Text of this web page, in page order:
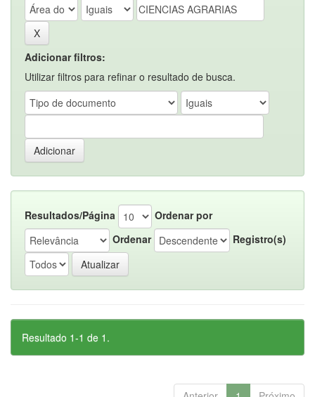
Adicionar filtros:
Utilizar filtros para refinar o resultado de busca.
Resultados/Página
Ordenar por
Ordenar
Registro(s)
Resultado 1-1 de 1.